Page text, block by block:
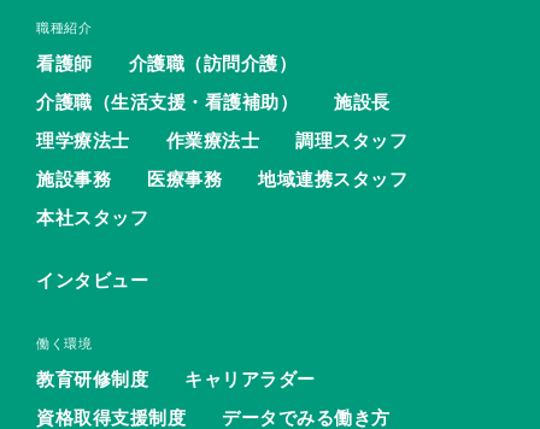
職種紹介
看護師
介護職（訪問介護）
介護職（生活支援・看護補助）
施設長
理学療法士
作業療法士
調理スタッフ
施設事務
医療事務
地域連携スタッフ
本社スタッフ
インタビュー
働く環境
教育研修制度
キャリアラダー
資格取得支援制度
データでみる働き方